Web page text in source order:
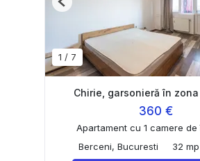
1 / 7
Previous
Chirie, garsonieră în
360 €
Apartament cu 1 camere
Berceni, Bucuresti
32 mp